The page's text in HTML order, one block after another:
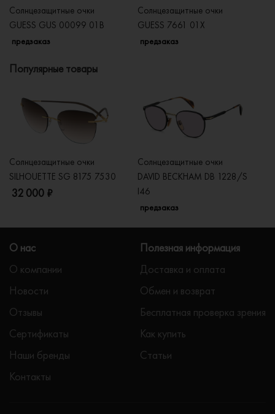
Солнцезащитные очки
GUESS GUS 00099 01B
предзаказ
Солнцезащитные очки
GUESS 7661 01X
предзаказ
Популярные товары
Солнцезащитные очки
SILHOUETTE SG 8175 7530
32 000 ₽
Солнцезащитные очки
DAVID BECKHAM DB 1228/S
I46
предзаказ
О нас
О компании
Новости
Отзывы
Сертификаты
Наши бренды
Контакты
Полезная информация
Доставка и оплата
Обмен и возврат
Бесплатная проверка зрения
Как купить
Статьи